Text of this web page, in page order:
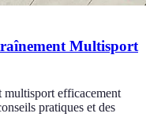
Multisport
multisport efficacement
pratiques et des